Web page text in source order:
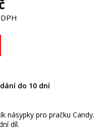
do 10 dní
násypky pro pračku Candy.
díl.